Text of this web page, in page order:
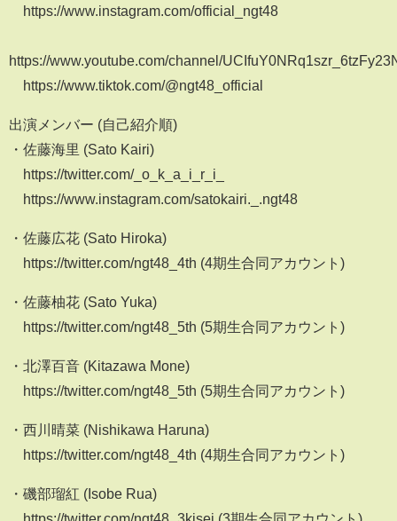
https://www.instagram.com/official_ngt48
https://www.youtube.com/channel/
https://www.tiktok.com/@ngt48_official
出演メンバー (自己紹介順)
・佐藤海里 (Sato Kairi)
https://twitter.com/_o_k_a_i_r_i_
https://www.instagram.com/satokairi._.ngt48
・佐藤広花 (Sato Hiroka)
https://twitter.com/ngt48_4th (4期生合同アカウント)
・佐藤柚花 (Sato Yuka)
https://twitter.com/ngt48_5th (5期生合同アカウント)
・北澤百音 (Kitazawa Mone)
https://twitter.com/ngt48_5th (5期生合同アカウント)
・西川晴菜 (Nishikawa Haruna)
https://twitter.com/ngt48_4th (4期生合同アカウント)
・磯部瑠紅 (Isobe Rua)